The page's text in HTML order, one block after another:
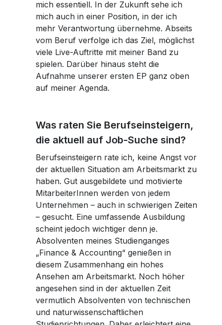
mich essentiell. In der Zukunft sehe ich
mich auch in einer Position, in der ich
mehr Verantwortung übernehme. Abseits
vom Beruf verfolge ich das Ziel, möglichst
viele Live-Auftritte mit meiner Band zu
spielen. Darüber hinaus steht die
Aufnahme unserer ersten EP ganz oben
auf meiner Agenda.
Was raten Sie Berufseinsteigern,
die aktuell auf Job-Suche sind?
Berufseinsteigern rate ich, keine Angst vor
der aktuellen Situation am Arbeitsmarkt zu
haben. Gut ausgebildete und motivierte
MitarbeiterInnen werden von jedem
Unternehmen – auch in schwierigen Zeiten
– gesucht. Eine umfassende Ausbildung
scheint jedoch wichtiger denn je.
Absolventen meines Studienganges
„Finance & Accounting“ genießen in
diesem Zusammenhang ein hohes
Ansehen am Arbeitsmarkt. Noch höher
angesehen sind in der aktuellen Zeit
vermutlich Absolventen von technischen
und naturwissenschaftlichen